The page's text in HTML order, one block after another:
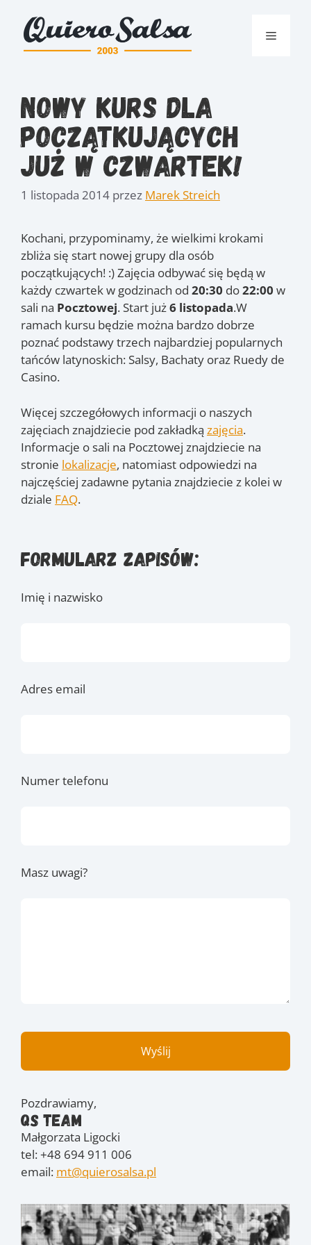
treści
Menu
Nowy kurs dla
początkujących
już w czwartek!
1 listopada 2014 przez Marek Streich
Kochani, przypominamy, że wielkimi krokami
zbliża się start nowej grupy dla osób
początkujących! :) Zajęcia odbywać się będą w
każdy czwartek w godzinach od 20:30 do22:00 w
sali na Pocztowej. Start już6 listopada.W
ramach kursu będzie można bardzo dobrze
poznać podstawy trzech najbardziej popularnych
tańców latynoskich: Salsy, Bachaty oraz Ruedy de
Casino.
Więcej szczegółowych informacji o naszych
zajęciach znajdziecie pod zakładką zajęcia.
Informacje o sali na Pocztowej znajdziecie na
stronie lokalizacje, natomiast odpowiedzi na
najczęściej zadawne pytania znajdziecie z kolei w
dziale FAQ.
Formularz zapisów:
Imię i nazwisko
Adres email
Numer telefonu
Masz uwagi?
Pozdrawiamy,
QS Team
Małgorzata Ligocki
tel: +48 694 911 006
email: mt@quierosalsa.pl